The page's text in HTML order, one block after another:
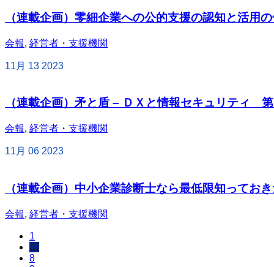
（連載企画）零細企業への公的支援の認知と活
会報, 経営者・支援機関
11月 13 2023
（連載企画）矛と盾 – ＤＸと情報セキュリティ
会報, 経営者・支援機関
11月 06 2023
（連載企画）中小企業診断士なら最低限知って
会報, 経営者・支援機関
1
…
8